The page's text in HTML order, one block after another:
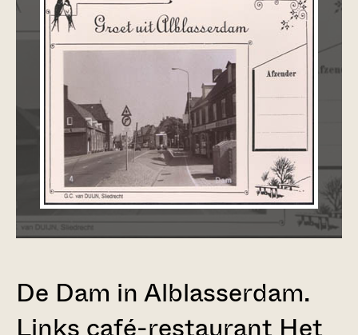
De Dam in Alblasserdam.